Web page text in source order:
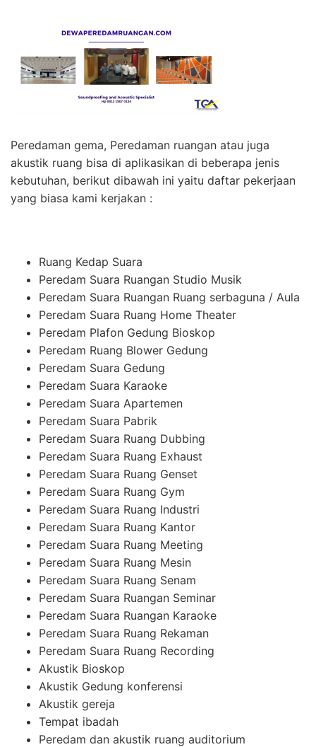
Peredaman gema, Peredaman ruangan atau juga
akustik ruang bisa di aplikasikan di beberapa jenis
kebutuhan, berikut dibawah ini yaitu daftar pekerjaan
yang biasa kami kerjakan :
Ruang Kedap Suara
Peredam Suara Ruangan Studio Musik
Peredam Suara Ruangan Ruang serbaguna / Aula
Peredam Suara Ruang Home Theater
Peredam Plafon Gedung Bioskop
Peredam Ruang Blower Gedung
Peredam Suara Gedung
Peredam Suara Karaoke
Peredam Suara Apartemen
Peredam Suara Pabrik
Peredam Suara Ruang Dubbing
Peredam Suara Ruang Exhaust
Peredam Suara Ruang Genset
Peredam Suara Ruang Gym
Peredam Suara Ruang Industri
Peredam Suara Ruang Kantor
Peredam Suara Ruang Meeting
Peredam Suara Ruang Mesin
Peredam Suara Ruang Senam
Peredam Suara Ruangan Seminar
Peredam Suara Ruangan Karaoke
Peredam Suara Ruang Rekaman
Peredam Suara Ruang Recording
Akustik Bioskop
Akustik Gedung konferensi
Akustik gereja
Tempat ibadah
Peredam dan akustik ruang auditorium